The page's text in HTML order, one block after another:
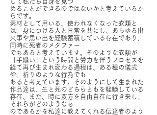
めることができるのではないかと考えているか
らです。
素材として用いる、使われなくなった衣類と
は、身につける人と日常を共にし、あらゆる出
来事や思い出を経験蓄積している存在であり、
同時に死者のメタファー
でもあると考えています。そのような衣類が
「手縫い」という時間と労力を伴うプロセスを
経て再び生まれ変わる過程は、ある種の儀式
や、祈りのような行為でも
あると考えています。そのようにして生まれた
作品達は、生と死のどちらともを経験している
存在、また、時に双方を自由自在に行き来し、
それらがどのようなも
のであるかを私達に教えてくれる伝達者のよう